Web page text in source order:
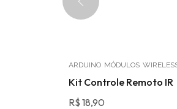
ARDUINO MÓDULOS
Kit Controle Remoto IR
R$ 18,90